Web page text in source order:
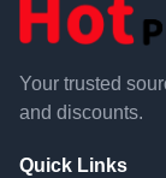
Your trusted
and discounts.
Quick Links